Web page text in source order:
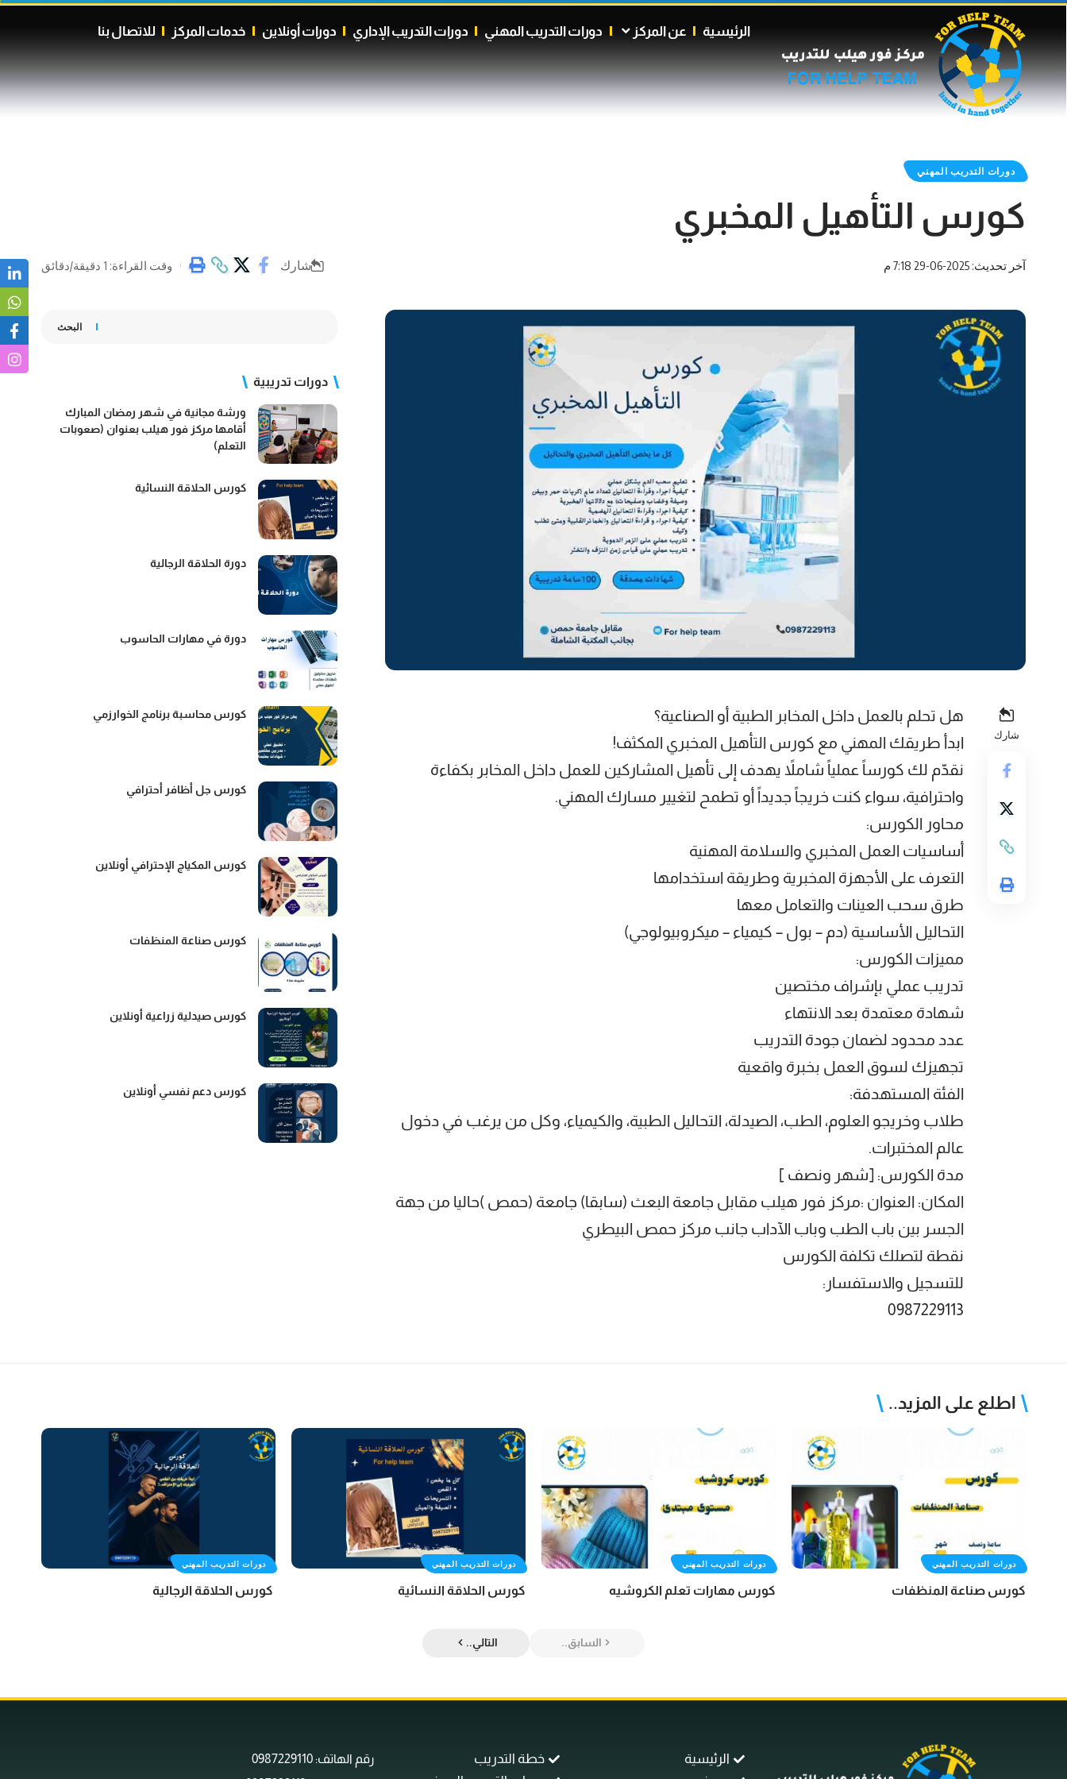
الرئيسية عن المركز دورات التدريب المهني دورات التدريب الإداري دورات أونلاين خدمات المركز للاتصال بنا
دورات التدريب المهني
كورس التأهيل المخبري
آخر تحديث: 2025-06-29 7:18 م شارك وقت القراءة: 1 دقيقة/دقائق
شارك
هل تحلم بالعمل داخل المخابر الطبية أو الصناعية؟
ابدأ طريقك المهني مع كورس التأهيل المخبري المكثف!
نقدّم لك كورساً عملياً شاملاً يهدف إلى تأهيل المشاركين للعمل داخل المخابر بكفاءة
واحترافية، سواء كنت خريجاً جديداً أو تطمح لتغيير مسارك المهني.
محاور الكورس:
أساسيات العمل المخبري والسلامة المهنية
التعرف على الأجهزة المخبرية وطريقة استخدامها
طرق سحب العينات والتعامل معها
التحاليل الأساسية (دم – بول – كيمياء – ميكروبيولوجي)
مميزات الكورس:
تدريب عملي بإشراف مختصين
شهادة معتمدة بعد الانتهاء
عدد محدود لضمان جودة التدريب
تجهيزك لسوق العمل بخبرة واقعية
الفئة المستهدفة:
طلاب وخريجو العلوم، الطب، الصيدلة، التحاليل الطبية، والكيمياء، وكل من يرغب في دخول
عالم المختبرات.
مدة الكورس: [شهر ونصف ]
المكان: العنوان :مركز فور هيلب مقابل جامعة البعث (سابقا) جامعة (حمص )حاليا من جهة
الجسر بين باب الطب وباب الآداب جانب مركز حمص البيطري
نقطة لتصلك تكلفة الكورس
للتسجيل والاستفسار:
0987229113
البحث
دورات تدريبية
ورشة مجانية في شهر رمضان المبارك
أقامها مركز فور هيلب بعنوان (صعوبات
التعلم)
كورس الحلاقة النسائية
دورة الحلاقة الرجالية
دورة في مهارات الحاسوب
كورس محاسبة برنامج الخوارزمي
كورس جل أظافر أحترافي
كورس المكياج الإحترافي أونلاين
كورس صناعة المنظفات
كورس صيدلية زراعية أونلاين
كورس دعم نفسي أونلاين
اطلع على المزيد..
دورات التدريب المهني
كورس صناعة المنظفات
دورات التدريب المهني
كورس مهارات تعلم الكروشيه
دورات التدريب المهني
كورس الحلاقة النسائية
دورات التدريب المهني
كورس الحلاقة الرجالية
السابق.. التالي..
الرئيسية
خطة التدريب
رقم الهاتف: 0987229110